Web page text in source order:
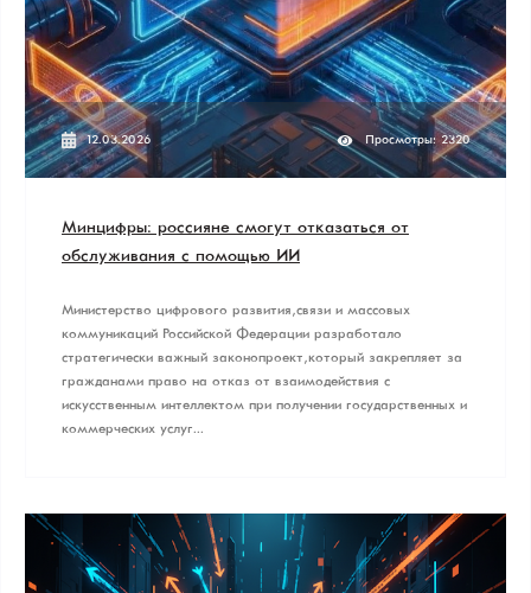
12.03.2026 Просмотры: 2320
Минцифры: россияне смогут отказаться от
обслуживания с помощью ИИ
Министерство цифрового развития, связи и массовых
коммуникаций Российской Федерации разработало
стратегически важный законопроект, который закрепляет за
гражданами право на отказ от взаимодействия с
искусственным интеллектом при получении государственных и
коммерческих услуг...